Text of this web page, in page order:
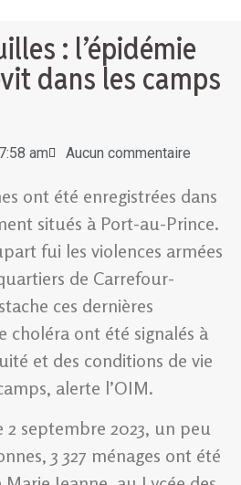
: l’épidémie
dans les camps
7:58 am Aucun commentaire
ont été enregistrées dans
situés à Port-au-Prince.
fui les violences armées
de Carrefour-
ces dernières
choléra ont été signalés à
et des conditions de vie
alerte l’OIM.
2 septembre 2023, un peu
3 327 ménages ont été